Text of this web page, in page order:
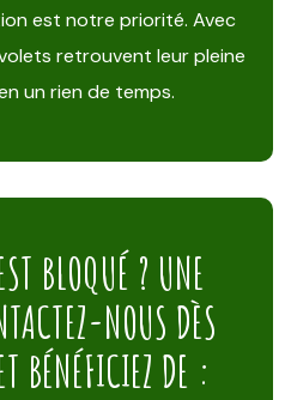
est notre priorité. Avec
retrouvent leur pleine
un rien de temps.
BLOQUÉ ? UNE
NOUS DÈS
BÉNÉFICIEZ DE :